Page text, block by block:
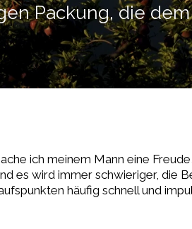
Packung, die
ich meinem Mann eine
es wird immer schwieriger, die
häufig schnell und